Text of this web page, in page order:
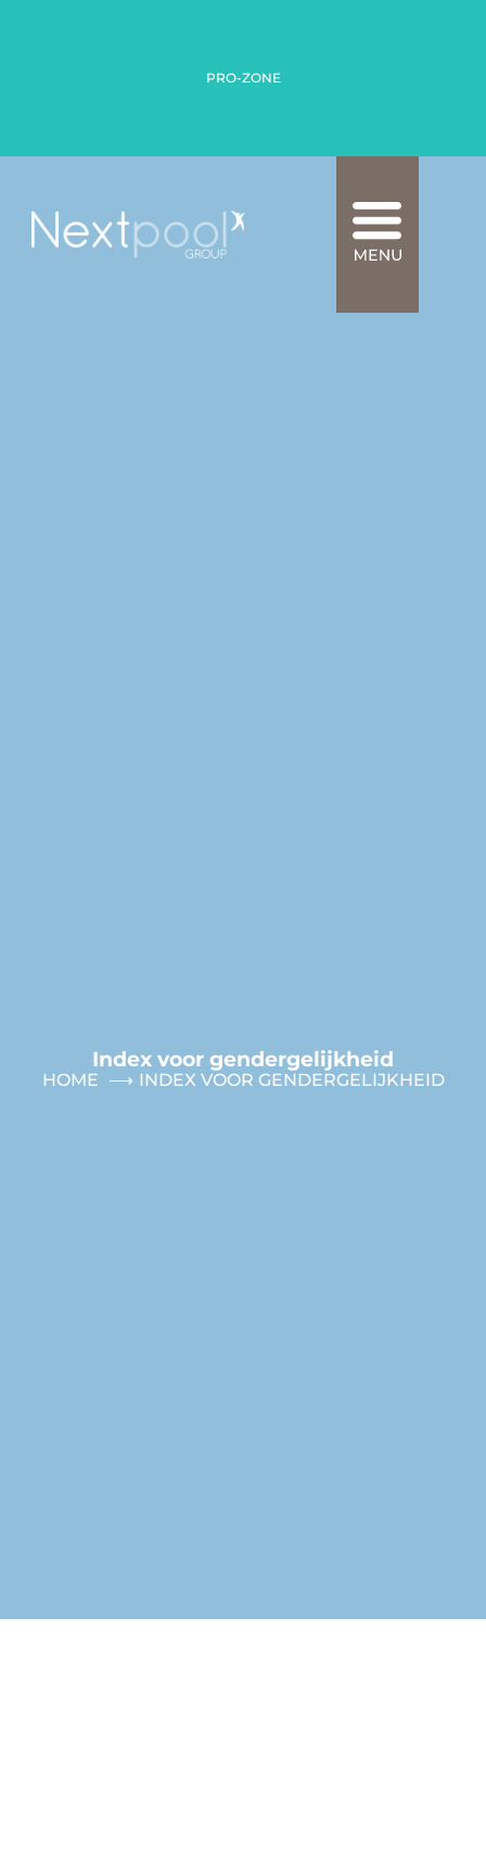
PRO-ZONE
Index voor gendergelijkheid
HOME INDEX VOOR GENDERGELIJKHEID